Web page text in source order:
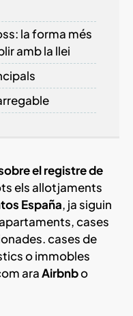
la forma més
amb la llei
el registre de
els allotjaments
España, ja siguin
cases
cases de
o immobles
araAirbnbo